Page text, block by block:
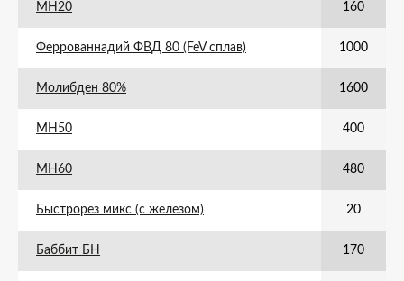
МН20 160
Феррованнадий ФВД 80 (FeV сплав) 1000
Молибден 80% 1600
МН50 400
МН60 480
Быстрорез микс (с железом) 20
Баббит БН 170